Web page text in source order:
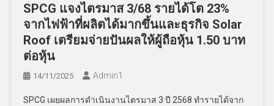
SPCG แจงไตรมาส 3/68 รายได้โต 23%
จากไฟฟ้าที่ผลิตได้มากขึ้นและธุรกิจ Solar
Roof เตรียมจ่ายปันผลให้ผู้ถือหุ้น 1.50 บาท
ต่อหุ้น
14/11/2025 Admin​1
SPCG เผยผลการดำเนินงานไตรมาส 3 ปี 2568 ทำรายได้จาก